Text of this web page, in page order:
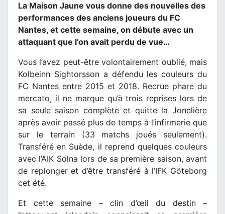
La Maison Jaune vous donne des nouvelles des
performances des anciens joueurs du FC
Nantes, et cette semaine, on débute avec un
attaquant que l’on avait perdu de vue…
Vous l’avez peut-être volontairement oublié, mais
Kolbeinn Sightorsson a défendu les couleurs du
FC Nantes entre 2015 et 2018. Recrue phare du
mercato, il ne marque qu’à trois reprises lors de
sa seule saison complète et quitte la Jonelière
après avoir passé plus de temps à l’infirmerie que
sur le terrain (33 matchs joués seulement).
Transféré en Suède, il reprend quelques couleurs
avec l’AIK Solna lors de sa première saison, avant
de replonger et d’être transféré à l’IFK Göteborg
cet été.
Et cette semaine – clin d’œil du destin –